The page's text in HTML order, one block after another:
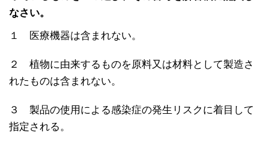
なさい。
１ 医療機器は含まれない。
２ 植物に由来するものを原料又は材料として製造さ
れたものは含まれない。
３ 製品の使用による感染症の発生リスクに着目して
指定される。